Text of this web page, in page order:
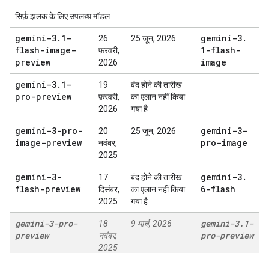
सिर्फ़ झलक के लिए उपलब्ध मॉडल
gemini-3. 1-
flash-image-
preview
26
फ़रवरी,
2026
25 जून, 2026 gemini-3.
1-flash-
image
gemini-3. 1-
pro-preview
19
फ़रवरी,
2026
बंद होने की तारीख
का एलान नहीं किया
गया है
gemini-3-pro-
image-preview
20
नवंबर,
2025
25 जून, 2026
gemini-3-
pro-image
gemini-3-
flash-preview
17
दिसंबर,
2025
बंद होने की तारीख
का एलान नहीं किया
गया है
gemini-3.
6-flash
gemini-3-pro-
preview
18
नवंबर,
2025
9 मार्च, 2026 gemini-3. 1-
pro-preview